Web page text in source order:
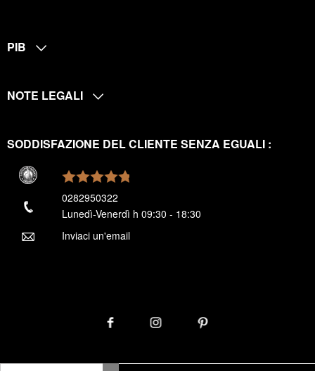
PIB
NOTE LEGALI
SODDISFAZIONE DEL CLIENTE SENZA EGUALI :
0282950322
Lunedì-Venerdì h 09:30 - 18:30
Inviaci un'email